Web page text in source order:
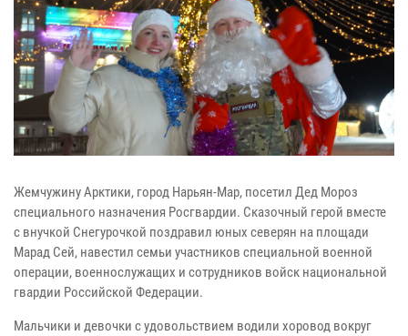
Жемчужину Арктики, город Нарьян-Мар, посетил Дед Мороз
специального назначения Росгвардии. Сказочный герой вместе
с внучкой Снегурочкой поздравил юных северян на площади
Марад Сей, навестил семьи участников специальной военной
операции, военнослужащих и сотрудников войск национальной
гвардии Российской Федерации.
Мальчики и девочки с удовольствием водили хоровод вокруг